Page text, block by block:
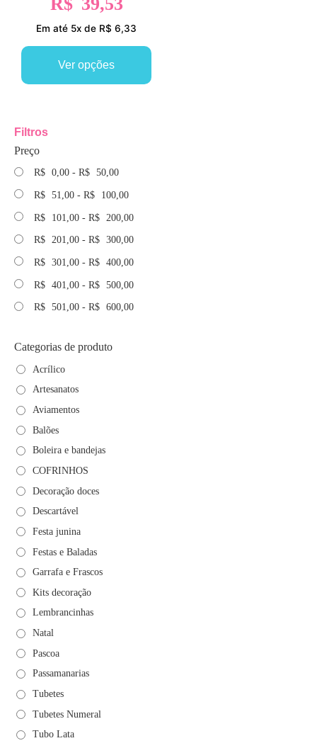
Em até 5x de R$ 6,33
Ver opções
Filtros
Preço
R$ 0,00 - R$ 50,00
R$ 51,00 - R$ 100,00
R$ 101,00 - R$ 200,00
R$ 201,00 - R$ 300,00
R$ 301,00 - R$ 400,00
R$ 401,00 - R$ 500,00
R$ 501,00 - R$ 600,00
Categorias de produto
Acrílico
Artesanatos
Aviamentos
Balões
Boleira e bandejas
COFRINHOS
Decoração doces
Descartável
Festa junina
Festas e Baladas
Garrafa e Frascos
Kits decoração
Lembrancinhas
Natal
Pascoa
Passamanarias
Tubetes
Tubetes Numeral
Tubo Lata